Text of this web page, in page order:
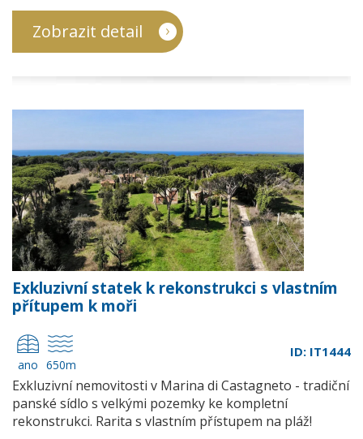
Zobrazit detail
Exkluzivní statek k rekonstrukci s vlastním
přítupem k moři
ano 650m
ID: IT1444
Exkluzivní nemovitosti v Marina di Castagneto - tradiční
panské sídlo s velkými pozemky ke kompletní
rekonstrukci. Rarita s vlastním přístupem na pláž!